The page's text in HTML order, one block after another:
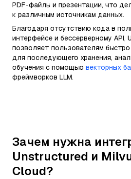
PDF-файлы и презентации, что
к различным источникам данных.
Благодаря отсутствию кода в
интерфейсе и бессерверному API,
позволяет пользователям
для последующего хранения,
обучения с помощью векторных
фреймворков LLM.
Зачем нужна
Unstructured и
Cloud?